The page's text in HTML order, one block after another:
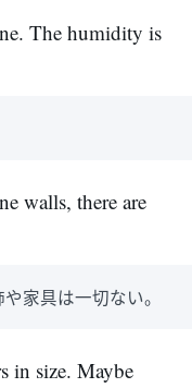
The humidity is
walls, there are
家具は一切ない。
in size. Maybe